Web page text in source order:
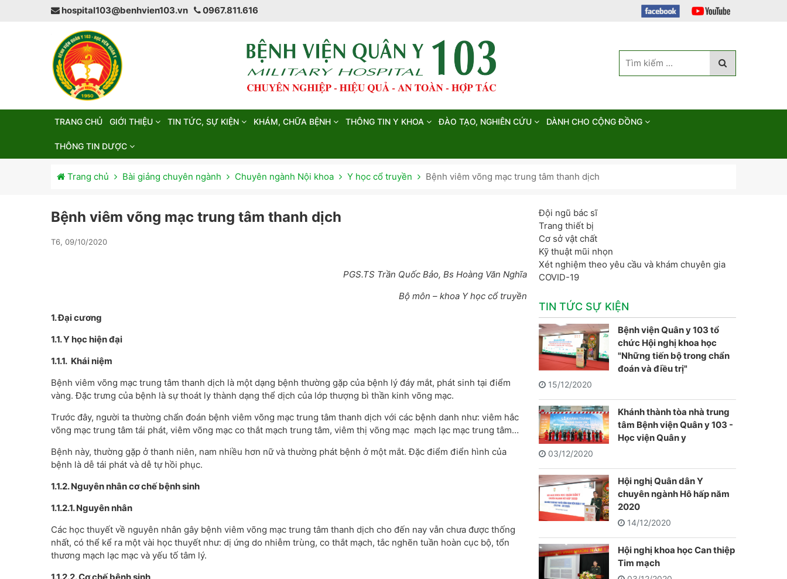
hospital103@benhvien103.vn 0967.811.616
TRANG CHỦ GIỚI THIỆU TIN TỨC, SỰ KIỆN KHÁM, CHỮA BỆNH THÔNG TIN Y KHOA ĐÀO TẠO, NGHIÊN CỨU DÀNH CHO CỘNG ĐỒNG
THÔNG TIN DƯỢC
Trang chủ Bài giảng chuyên ngành Chuyên ngành Nội khoa Y học cổ truyền Bệnh viêm võng mạc trung tâm thanh dịch
Bệnh viêm võng mạc trung tâm thanh dịch
T6, 09/10/2020
PGS.TS Trần Quốc Bảo, Bs Hoàng Văn Nghĩa
Bộ môn – khoa Y học cổ truyền
1. Đại cương
1.1. Y học hiện đại
1.1.1. Khái niệm
Bệnh viêm võng mạc trung tâm thanh dịch là một dạng bệnh thường gặp của bệnh lý đáy mắt, phát sinh tại điểm
vàng. Đặc trưng của bệnh là sự thoát ly thành dạng thể dịch của lớp thượng bì thần kinh võng mạc.
Trước đây, người ta thường chẩn đoán bệnh viêm võng mạc trung tâm thanh dịch với các bệnh danh như: viêm hắc
võng mạc trung tâm tái phát, viêm võng mạc co thắt mạch trung tâm, viêm thị võng mạc mạch lạc mạc trung tâm…
Bệnh này, thường gặp ở thanh niên, nam nhiều hơn nữ và thường phát bệnh ở một mắt. Đặc điểm điển hình của
bệnh là dễ tái phát và dễ tự hồi phục.
1.1.2. Nguyên nhân cơ chế bệnh sinh
1.1.2.1. Nguyên nhân
Các học thuyết về nguyên nhân gây bệnh viêm võng mạc trung tâm thanh dịch cho đến nay vẫn chưa được thống
nhất, có thể kể ra một vài học thuyết như: dị ứng do nhiễm trùng, co thắt mạch, tắc nghẽn tuần hoàn cục bộ, tổn
thương mạch lạc mạc và yếu tố tâm lý.
Đội ngũ bác sĩ
Trang thiết bị
Cơ sở vật chất
Kỹ thuật mũi nhọn
Xét nghiệm theo yêu cầu và khám chuyên gia
COVID-19
TIN TỨC SỰ KIỆN
Bệnh viện Quân y 103 tổ
chức Hội nghị khoa học
"Những tiến bộ trong chẩn
đoán và điều trị"
15/12/2020
Khánh thành tòa nhà trung
tâm Bệnh viện Quân y 103 -
Học viện Quân y
03/12/2020
Hội nghị Quân dân Y
chuyên ngành Hô hấp năm
2020
14/12/2020
Hội nghị khoa học Can thiệp
Tim mạch